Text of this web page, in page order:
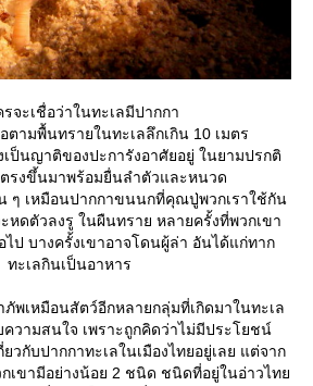
รจะเชื่อว่าในทะเลมีปากกา
ามพื้นทรายในทะเลลึกเกิน 10 เมตร
ป็นญาติของปะการังอาศัยอยู่ ในยามปรกติ
รงขึ้นมาพร้อมยื่นลำตัวและหนวด
ๆ เหมือนปากกาขนนกที่คุณปู่พวกเราใช้กัน
หดตัวลงรู ในผืนทราย หลายครั้งที่พวกเขา
ป บางครั้งเขาอาจโดนผู้ล่า อันได้แก่ทาก
ทะเลกินเป็นอาหาร
ภัพเหมือนสัตว์อีกหลายกลุ่มที่เกิดมาในทะเล
ความสนใจ เพราะถูกคิดว่าไม่มีประโยชน์
วกับปากกาทะเลในเมืองไทยอยู่เลย แต่จาก
กเขามีอย่างน้อย 2 ชนิด ชนิดที่อยู่ในอ่าวไท